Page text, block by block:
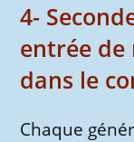
4-
entrée de
dans le
Chaque